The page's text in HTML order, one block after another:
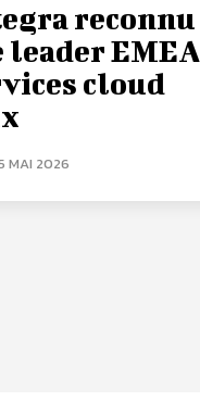
reconnu
leader EMEA
cloud
MAI 2026